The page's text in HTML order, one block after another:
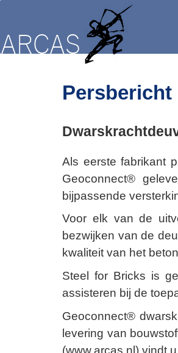
Persbericht
Als eerste fabrikant
Geoconnect®
bijpassende
Voor elk van de
bezwijken van de
kwaliteit van het
Steel for Bricks is
assisteren bij de
Geoconnect®
levering van
(www.arcas.nl) vindt